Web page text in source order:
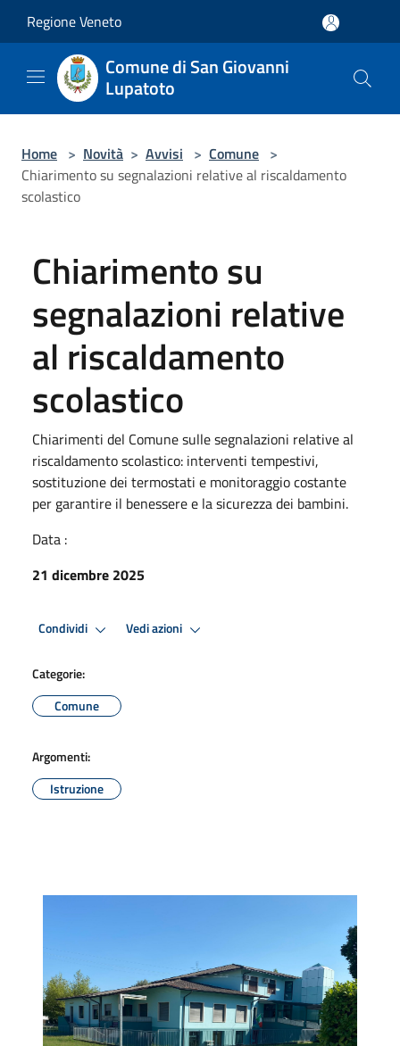
Regione Veneto
Comune di San Giovanni
Lupatoto
Home > Novità > Avvisi > Comune >
Chiarimento su segnalazioni relative al riscaldamento
scolastico
Chiarimento su
segnalazioni relative
al riscaldamento
scolastico
Chiarimenti del Comune sulle segnalazioni relative al
riscaldamento scolastico: interventi tempestivi,
sostituzione dei termostati e monitoraggio costante
per garantire il benessere e la sicurezza dei bambini.
Data :
21 dicembre 2025
Condividi Vedi azioni
Categorie:
Comune
Argomenti:
Istruzione